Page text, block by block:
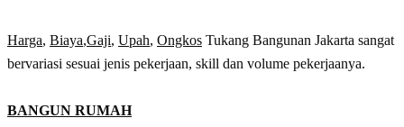
Harga, Biaya,Gaji, Upah, Ongkos Tukang Bangunan Jakarta sangat
bervariasi sesuai jenis pekerjaan, skill dan volume pekerjaanya.
BANGUN RUMAH